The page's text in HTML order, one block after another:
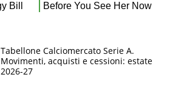
Tabellone Calciomercato Serie A.
Movimenti, acquisti e cessioni: estate
2026-27